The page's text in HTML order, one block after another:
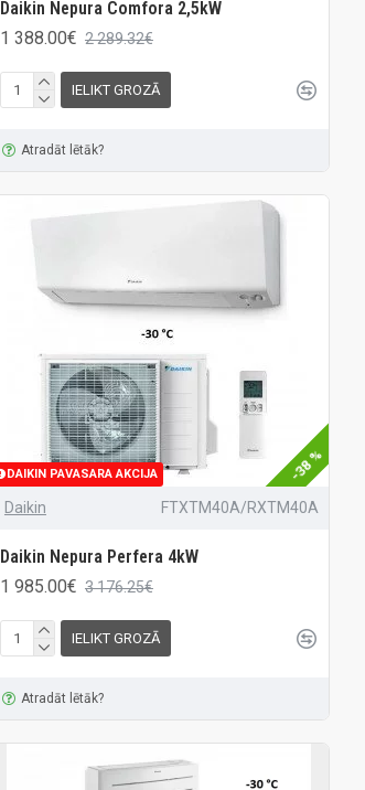
Daikin Nepura Comfora 2,5kW
1 388.00€ 2 289.32€
IELIKT GROZĀ
Atradāt lētāk?
DAIKIN PAVASARA AKCIJA -38 %
Daikin FTXTM40A/RXTM40A
Daikin Nepura Perfera 4kW
1 985.00€ 3 176.25€
IELIKT GROZĀ
Atradāt lētāk?